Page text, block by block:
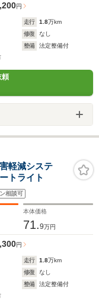
円
走行 1.8万km
修復
なし
整備
法定整備付
頼
軽減システ
トライト
相談可
本体価格
71.9万円
円
走行 1.8万km
修復
なし
整備
法定整備付